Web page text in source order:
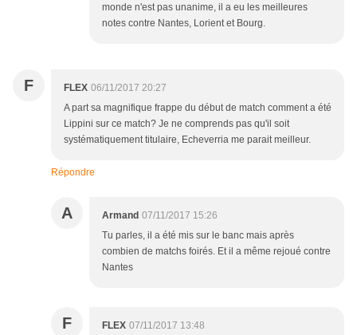
monde n'est pas unanime, il a eu les meilleures
notes contre Nantes, Lorient et Bourg.
F FLEX 06/11/2017 20:27
A part sa magnifique frappe du début de match comment a été
Lippini sur ce match? Je ne comprends pas qu'il soit
systématiquement titulaire, Echeverria me parait meilleur.
Répondre
A Armand 07/11/2017 15:26
Tu parles, il a été mis sur le banc mais après
combien de matchs foirés. Et il a même rejoué contre
Nantes
F FLEX 07/11/2017 13:48